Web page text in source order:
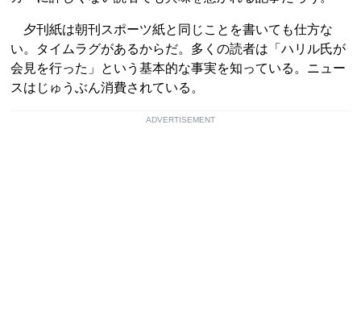
夕刊紙は朝刊スポーツ紙と同じことを書いても仕方な
い。タイムラグがあるからだ。多くの読者は「ハリル氏が
会見を行った」という基本的な事実を知っている。ニュー
スはじゅうぶん消費されている。
ADVERTISEMENT